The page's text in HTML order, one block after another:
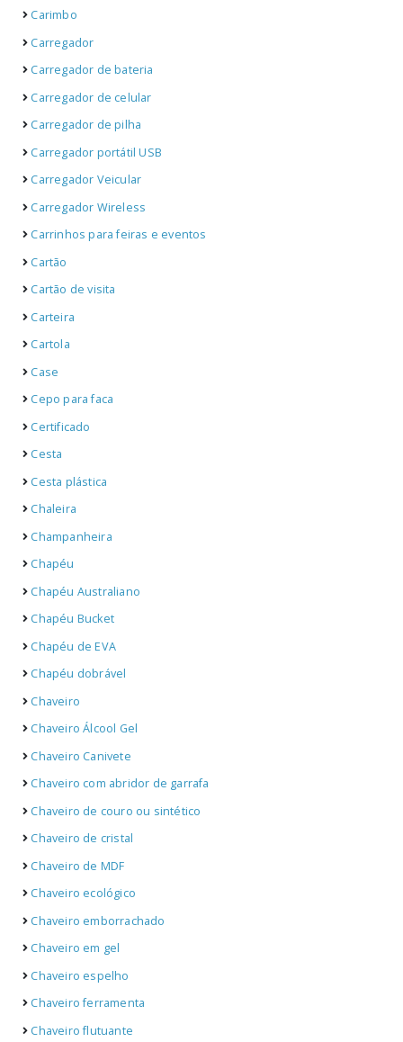
Carimbo
Carregador
Carregador de bateria
Carregador de celular
Carregador de pilha
Carregador portátil USB
Carregador Veicular
Carregador Wireless
Carrinhos para feiras e eventos
Cartão
Cartão de visita
Carteira
Cartola
Case
Cepo para faca
Certificado
Cesta
Cesta plástica
Chaleira
Champanheira
Chapéu
Chapéu Australiano
Chapéu Bucket
Chapéu de EVA
Chapéu dobrável
Chaveiro
Chaveiro Álcool Gel
Chaveiro Canivete
Chaveiro com abridor de garrafa
Chaveiro de couro ou sintético
Chaveiro de cristal
Chaveiro de MDF
Chaveiro ecológico
Chaveiro emborrachado
Chaveiro em gel
Chaveiro espelho
Chaveiro ferramenta
Chaveiro flutuante